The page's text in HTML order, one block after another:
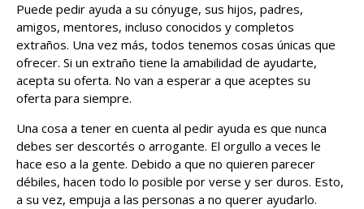
Puede pedir ayuda a su cónyuge, sus hijos, padres,
amigos, mentores, incluso conocidos y completos
extraños. Una vez más, todos tenemos cosas únicas que
ofrecer. Si un extraño tiene la amabilidad de ayudarte,
acepta su oferta. No van a esperar a que aceptes su
oferta para siempre.
Una cosa a tener en cuenta al pedir ayuda es que nunca
debes ser descortés o arrogante. El orgullo a veces le
hace eso a la gente. Debido a que no quieren parecer
débiles, hacen todo lo posible por verse y ser duros. Esto,
a su vez, empuja a las personas a no querer ayudarlo.